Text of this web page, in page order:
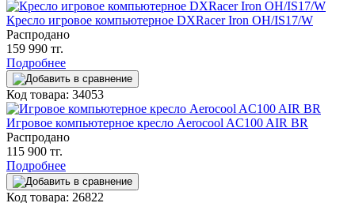
Кресло игровое компьютерное DXRacer Iron OH/IS17/W
Распродано
159 990 тг.
Подробнее
Код товара: 34053
Игровое компьютерное кресло Aerocool AC100 AIR BR
Распродано
115 900 тг.
Подробнее
Код товара: 26822